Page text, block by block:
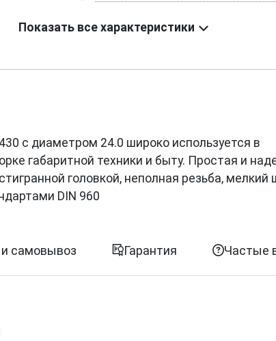
Показать все характеристики
с диаметром 24.0 широко используется в
габаритной техники и быту. Простая и
головкой, неполная резьба, мелкий
DIN 960
самовывоз Гарантия Частые